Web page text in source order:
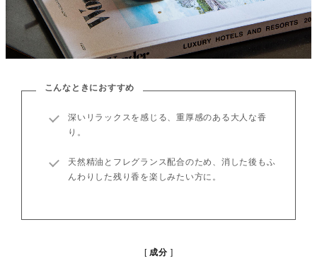
こんなときにおすすめ
深いリラックスを感じる、重厚感のある大人な香
り。
天然精油とフレグランス配合のため、消した後もふ
んわりした残り香を楽しみたい方に。
成分